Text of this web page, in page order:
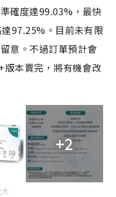
確度達99.03%，最快
97.25%。目前未有限
意。不過訂單預計會
本賣完，將有機會改
+2